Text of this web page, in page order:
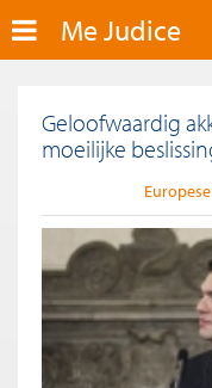
Me Judice
Geloofwaardig
moeilijke